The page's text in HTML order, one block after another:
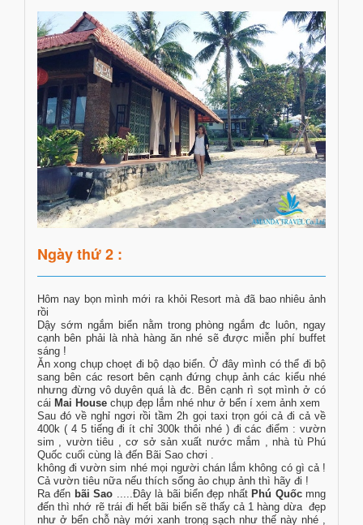
Ngày thứ 2 :
Hôm nay bọn mình mới ra khỏi Resort mà đã bao nhiêu ảnh
rồi
Dậy sớm ngắm biển nằm trong phòng ngắm đc luôn, ngay
cạnh bên phải là nhà hàng ăn nhé sẽ được miễn phí buffet
sáng !
Ăn xong chụp choẹt đi bộ dạo biển. Ở đây mình có thể đi bộ
sang bên các resort bên cạnh đứng chụp ảnh các kiểu nhé
nhưng đừng vô duyên quá là đc. Bên cạnh rì sọt mình ở có
cái Mai House chụp đẹp lắm nhé như ở bển í xem ảnh xem
Sau đó về nghỉ ngơi rồi tầm 2h gọi taxi trọn gói cả đi cả về
400k ( 4 5 tiếng đi ít chỉ 300k thôi nhé ) đi các điểm : vườn
sim , vườn tiêu , cơ sở sản xuất nước mắm , nhà tù Phú
Quốc cuối cùng là đến Bãi Sao chơi .
không đi vườn sim nhé mọi người chán lắm không có gì cả !
Cả vườn tiêu nữa nếu thích sống ảo chụp ảnh thì hãy đi !
Ra đến bãi Sao .....Đây là bãi biển đẹp nhất Phú Quốcmng
đến thì nhớ rẽ trái đi hết bãi biển sẽ thấy cả 1 hàng dừa đẹp
như ở bển chỗ này mới xanh trong sạch như thế này nhé ,